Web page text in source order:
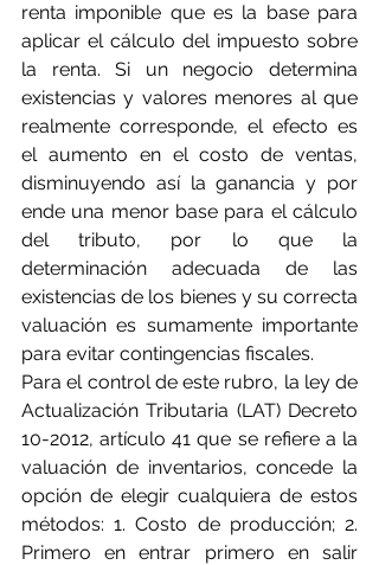
renta imponible que es la base para
aplicar el cálculo del impuesto sobre
la renta. Si un negocio determina
existencias y valores menores al que
realmente corresponde, el efecto es
el aumento en el costo de ventas,
disminuyendo así la ganancia y por
ende una menor base para el cálculo
del tributo, por lo que la
determinación adecuada de las
existencias de los bienes y su correcta
valuación es sumamente importante
para evitar contingencias fiscales.
Para el control de este rubro, la ley de
Actualización Tributaria (LAT) Decreto
10-2012, artículo 41 que se refiere a la
valuación de inventarios, concede la
opción de elegir cualquiera de estos
métodos: 1. Costo de producción; 2.
Primero en entrar primero en salir